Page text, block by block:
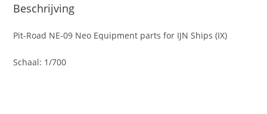
Beschrijving
Pit-Road NE-09 Neo Equipment parts for IJN Ships (IX)
Schaal: 1/700